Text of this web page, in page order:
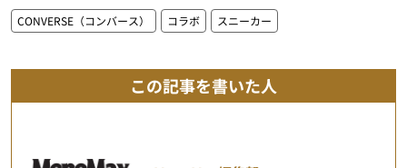
CONVERSE（コンバース） コラボ スニーカー
この記事を書いた人